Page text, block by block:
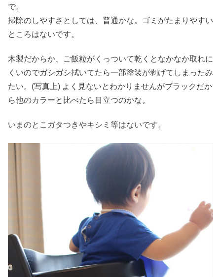
で。
掃除のしやすさとしては、普通かな。ゴミがたまりやすい
ところはないです。
木製だからか、ご飯粒がくっついて乾くとなかなか取れに
くいのでガシガシ拭いてたら一部塗装が剥げてしまったみ
たい。(写真上) よく見ないとわかりませんがブラックだか
ら他のカラーと比べたら目立つのかな。
いまのとこガタつきやキシミ等はないです。